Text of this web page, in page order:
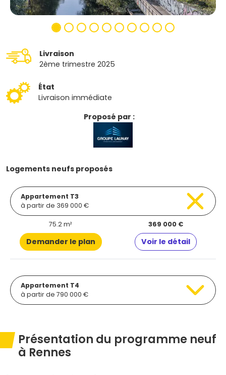
Livraison
2ème trimestre 2025
État
Livraison immédiate
Proposé par :
Logements neufs proposés
Appartement T3
à partir de 369 000 €
75.2 m² 369 000 €
Demander le plan Voir le détail
Appartement T4
à partir de 790 000 €
Présentation du programme neuf
à Rennes